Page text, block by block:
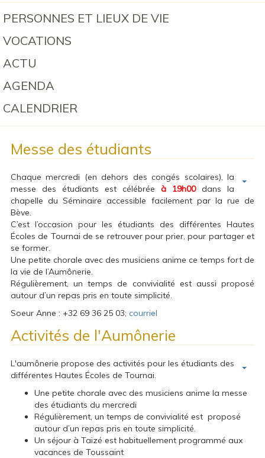
PERSONNES ET LIEUX DE VIE
VOCATIONS
ACTU
AGENDA
CALENDRIER
Messe des étudiants
Chaque mercredi (en dehors des congés scolaires), la
messe des étudiants est célébrée
à 19h00dans la
chapelle du Séminaire accessible facilement par la rue de
Bève.
C’est l’occasion pour les étudiants des différentes Hautes
Écoles de Tournai de se retrouver pour prier, pour partager et
se former.
Une petite chorale avec des musiciens anime ce temps fort de
la vie de l’Aumônerie.
Régulièrement, un temps de convivialité est aussi proposé
autour d’un repas pris en toute simplicité.
Soeur Anne : +32 69 36 25 03; courriel
Activités de l'Aumônerie
L'aumônerie propose des activités pour les étudiants des
différentes Hautes Écoles de Tournai.
Une petite chorale avec des musiciens anime la messe
des étudiants du mercredi
Régulièrement, un temps de convivialité est proposé
autour d’un repas pris en toute simplicité.
Un séjour à Taizé est habituellement programmé aux
vacances de Toussaint